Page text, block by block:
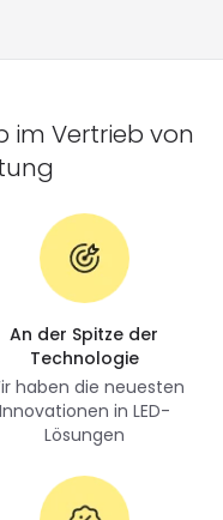
im Vertrieb von
An der Spitze der
Technologie
haben die neuesten
Innovationen in LED-
Lösungen